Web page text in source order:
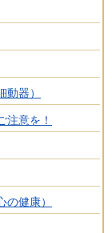
器）
注意を！
健康）